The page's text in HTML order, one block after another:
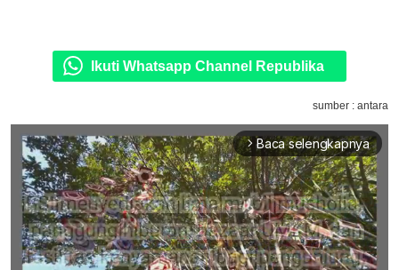
Ikuti Whatsapp Channel Republika
sumber : antara
arrow_forward_ios Baca selengkapnya